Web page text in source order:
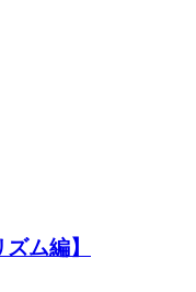
ム編】